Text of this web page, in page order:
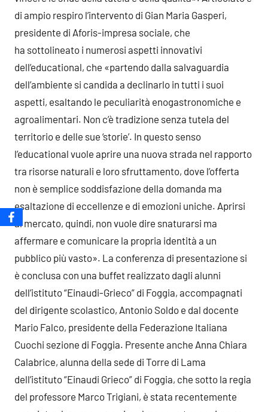
di ampio respiro l’intervento di Gian Maria Gasperi,
presidente di Aforis-impresa sociale, che
ha sottolineato i numerosi aspetti innovativi
dell’educational, che «partendo dalla salvaguardia
dell’ambiente si candida a declinarlo in tutti i suoi
aspetti, esaltando le peculiarità enogastronomiche e
agroalimentari. Non c’è tradizione senza tutela del
territorio e delle sue ‘storie’. In questo senso
l’educational vuole aprire una nuova strada nel rapporto
tra risorse naturali e loro sfruttamento, dove l’offerta
non è semplice soddisfazione della domanda ma
esaltazione di eccellenze e di emozioni uniche. Aprirsi
al mercato, quindi, non vuole dire snaturarsi ma
affermare e comunicare la propria identità a un
pubblico più vasto». La conferenza di presentazione si
è conclusa con una buffet realizzato dagli alunni
dell’istituto “Einaudi-Grieco” di Foggia, accompagnati
del dirigente scolastico, Antonio Soldo e dal docente
Mario Falco, presidente della Federazione Italiana
Cuochi sezione di Foggia. Presente anche Anna Chiara
Calabrice, alunna della sede di Torre di Lama
dell’istituto “Einaudi Grieco” di Foggia, che sotto la regia
del professore Marco Trigiani, è stata recentemente